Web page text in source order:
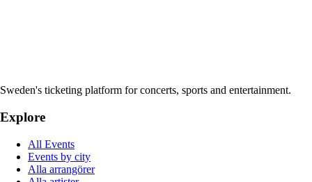
Sweden's ticketing platform for concerts, sports and entertainment.
Explore
All Events
Events by city
Alla arrangörer